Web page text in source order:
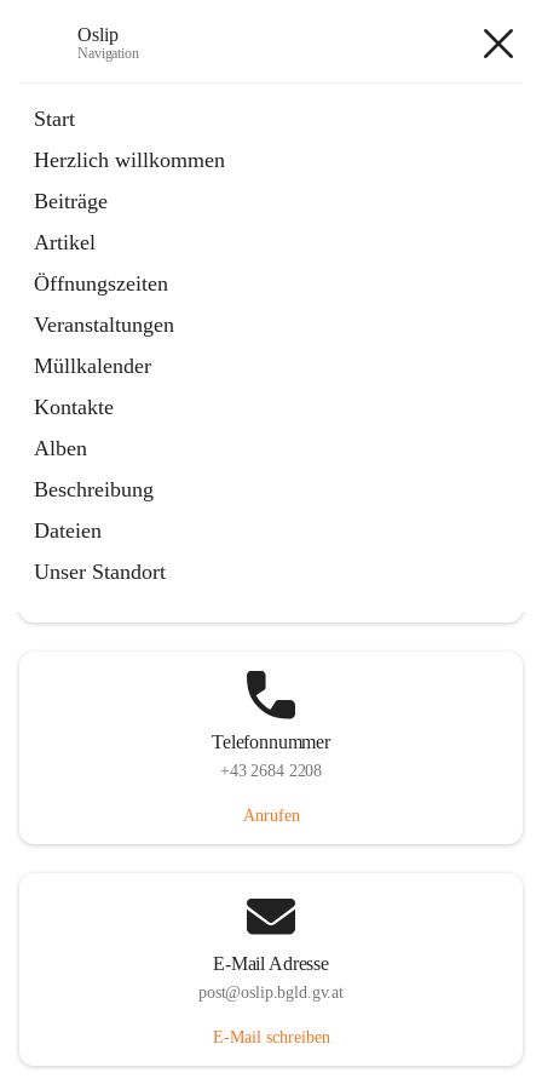
Oslip
Navigation
Start
Herzlich willkommen
Beiträge
Artikel
Öffnungszeiten
Veranstaltungen
Müllkalender
Kontakte
Alben
Beschreibung
Dateien
Unser Standort
Externe Webseite
in
Tab
Bundeskanzleramt Österreich
Externe Webseite
öffnet
in
neuem
Tab
Telefonnummer
+43 2684 2208
Anrufen
E-Mail Adresse
post@oslip.bgld.gv.at
E-Mail schreiben